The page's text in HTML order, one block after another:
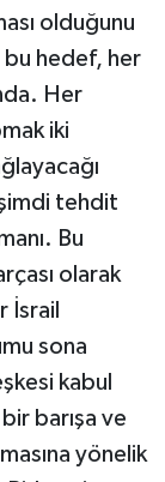
olduğunu
bu hedef, her
Her
iki
tehdit
Bu
olarak
İsrail
sona
kabul
barışa ve
yönelik